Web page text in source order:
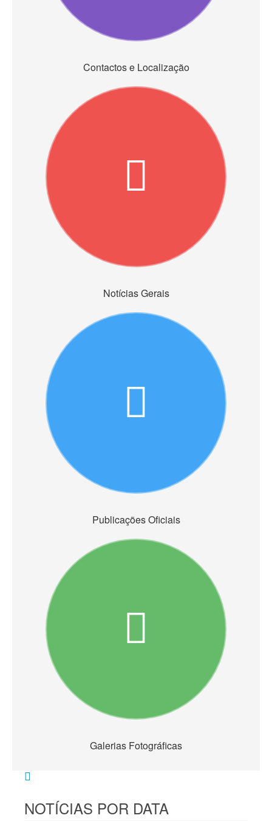
Contactos e Localização
Notícias Gerais
Publicações Oficiais
Galerias Fotográficas
NOTÍCIAS POR DATA